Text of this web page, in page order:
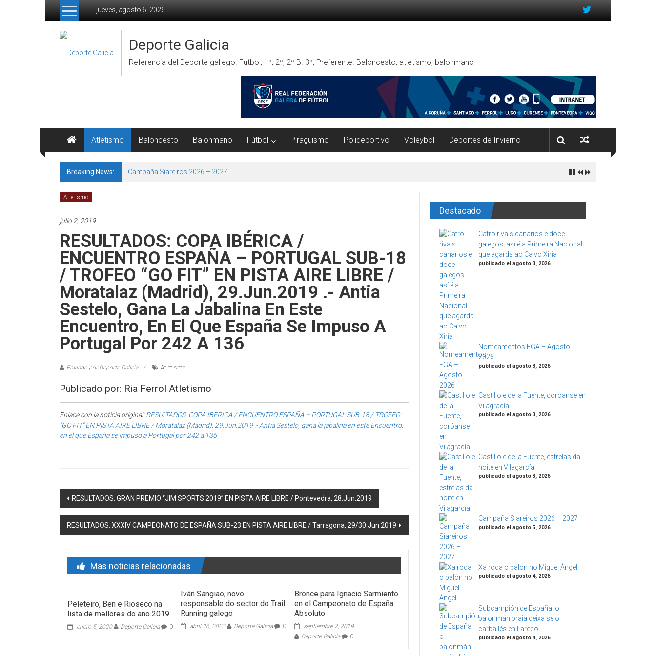
Skip to content
jueves, agosto 6, 2026
Deporte Galicia
Referencia del Deporte gallego. Fútbol, 1ª, 2ª, 2ª B. 3ª, Preferente. Baloncesto, atletismo, balonmano
Atletismo Baloncesto Balonmano Fútbol Piragüismo Polideportivo Voleybol Deportes de Invierno
Breaking News: Campaña Siareiros 2026 – 2027
Atletismo
julio 2, 2019
RESULTADOS: COPA IBÉRICA /
ENCUENTRO ESPAÑA – PORTUGAL SUB-18
/ TROFEO “GO FIT” EN PISTA AIRE LIBRE /
Moratalaz (Madrid), 29.Jun.2019 .- Antia
Sestelo, Gana La Jabalina En Este
Encuentro, En El Que España Se Impuso A
Portugal Por 242 A 136
Enviado por:Deporte Galicia Atletismo
Publicado por: Ria Ferrol Atletismo
Enlace con la noticia original:RESULTADOS: COPA IBÉRICA / ENCUENTRO ESPAÑA – PORTUGAL SUB-18 / TROFEO
“GO FIT” EN PISTA AIRE LIBRE / Moratalaz (Madrid), 29.Jun.2019 .- Antia Sestelo, gana la jabalina en este Encuentro,
en el que España se impuso a Portugal por 242 a 136
Post navigation
RESULTADOS: GRAN PREMIO “JIM SPORTS 2019” EN PISTA AIRE LIBRE / Pontevedra, 28.Jun.2019
RESULTADOS: XXXIV CAMPEONATO DE ESPAÑA SUB-23 EN PISTA AIRE LIBRE / Tarragona, 29/30.Jun.2019
Mas noticias relacionadas
Peleteiro, Ben e Rioseco na
lista de mellores do ano 2019
enero 5, 2020 Deporte Galicia 0
Iván Sangiao, novo
responsable do sector do Trail
Running galego
abril 26, 2023 Deporte Galicia 0
Bronce para Ignacio Sarmiento
en el Campeonato de España
Absoluto
septiembre 2, 2019
Deporte Galicia
0
Destacado
Catro rivais canarios e doce
galegos: así é a Primeira Nacional
que agarda ao Calvo Xiria
publicado el agosto 3, 2026
Nomeamentos FGA – Agosto
2026
publicado el agosto 3, 2026
Castillo e de la Fuente, coróanse en
Vilagracía
publicado el agosto 3, 2026
Castillo e de la Fuente, estrelas da
noite en Vilagarcía
publicado el agosto 3, 2026
Campaña Siareiros 2026 – 2027
publicado el agosto 5, 2026
Xa roda o balón no Miguel Ángel
publicado el agosto 4, 2026
Subcampión de España: o
balonmán praia deixa selo
carballés en Laredo
publicado el agosto 4, 2026